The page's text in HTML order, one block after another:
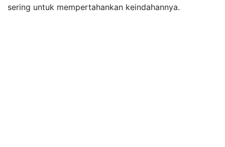
sering untuk mempertahankan keindahannya.